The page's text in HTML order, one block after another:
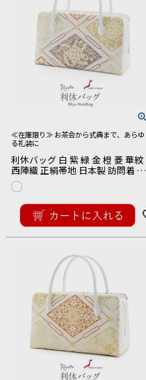
≪在庫限り≫ お茶会から式典まで、あらゆ
る礼装に
利休バッグ 白 紫 緑 金 橙 菱 華紋
西陣織 正絹帯地 日本製 訪問着 礼
装用 フォーマル 色無地 付け下げ
結婚式 お宮参り 七五三 和装バッ
グ フォーマル
27,500税込